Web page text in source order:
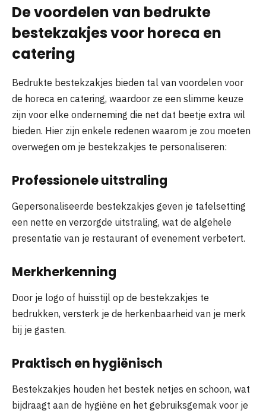
De voordelen van bedrukte
bestekzakjes voor horeca en
catering
Bedrukte bestekzakjes bieden tal van voordelen voor
de horeca en catering, waardoor ze een slimme keuze
zijn voor elke onderneming die net dat beetje extra wil
bieden. Hier zijn enkele redenen waarom je zou moeten
overwegen om je bestekzakjes te personaliseren:
Professionele uitstraling
Gepersonaliseerde bestekzakjes geven je tafelsetting
een nette en verzorgde uitstraling, wat de algehele
presentatie van je restaurant of evenement verbetert.
Merkherkenning
Door je logo of huisstijl op de bestekzakjes te
bedrukken, versterk je de herkenbaarheid van je merk
bij je gasten.
Praktisch en hygiënisch
Bestekzakjes houden het bestek netjes en schoon, wat
bijdraagt aan de hygiëne en het gebruiksgemak voor je